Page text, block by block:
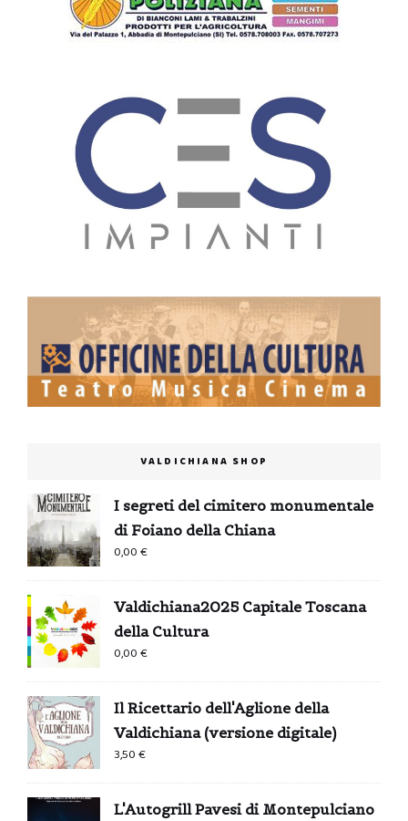
VALDICHIANA SHOP
I segreti del cimitero monumentale
di Foiano della Chiana
0,00€
Valdichiana2025 Capitale Toscana
della Cultura
0,00€
Il Ricettario dell'Aglione della
Valdichiana (versione digitale)
3,50€
L'Autogrill Pavesi di Montepulciano